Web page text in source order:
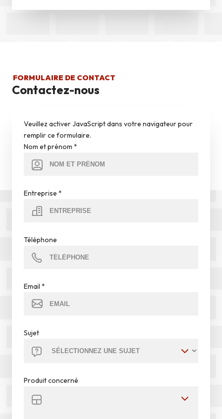
FORMULAIRE DE CONTACT
Contactez-nous
Veuillez activer JavaScript dans votre navigateur pour
remplir ce formulaire.
Nom et prénom *
Entreprise *
Téléphone
Email *
Sujet
Produit concerné